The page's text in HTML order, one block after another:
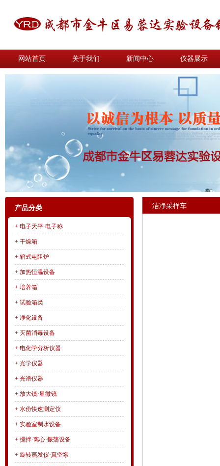
网站首页 关于我们 新闻中心 仪器展示
洁净采样车
产品分类
+ 电子天平·电子称
+ 干燥箱
+ 箱式电阻炉
+ 加热恒温设备
+ 培养箱
+ 试验箱类
+ 净化设备
+ 灭菌消毒设备
+ 电化学分析仪器
+ 光学仪器
+ 光谱仪器
+ 放大镜·显微镜
+ 水份快速测定仪
+ 实验室制水设备
+ 搅拌·离心·振荡设备
+ 旋转蒸发仪·真空泵